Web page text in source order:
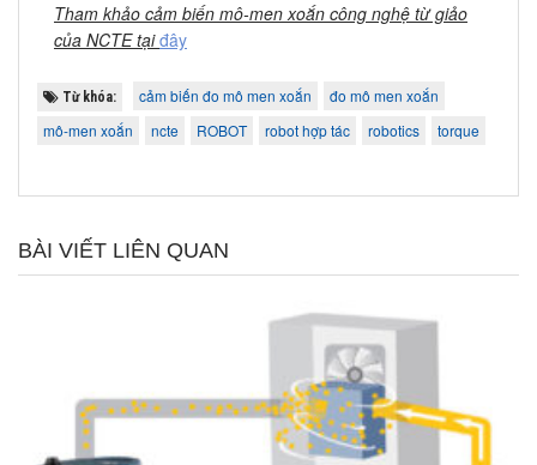
Tham khảo cảm biến mô-men xoắn công nghệ từ giảo
của NCTE tại đây
Từ khóa: cảm biến đo mô men xoắn
đo mô men xoắn
mô-men xoắn
ncte ROBOT robot hợp tác robotics torque
BÀI VIẾT LIÊN QUAN